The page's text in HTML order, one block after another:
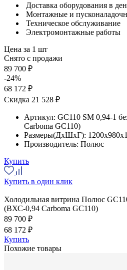
Доставка оборудования в
Монтажные и
Техническое обслуживание
Электромонтажные работы
Цена за 1 шт
Снято с продажи
89 700 ₽
-24%
68 172 ₽
Скидка 21 528 ₽
Артикул: GC110 SM 0,94-1
Carboma GC110)
Размеры(ДхШхГ):
Производитель: Полюс
Купить
Купить в один клик
Холодильная витрина Полюс
(ВХС-0,94 Carboma GC110)
89 700 ₽
68 172 ₽
Купить
Похожие товары